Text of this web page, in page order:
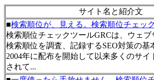
サイト名と紹介文
■検索順位が、見える。検索順位チェッ
検索順位チェックツールGRCは、ウェ
検索順位を調査、記録するSEO対策の基
2004年に配布を開始して以来多くのサイ
されて...